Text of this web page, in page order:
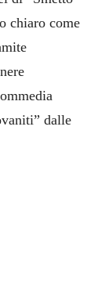
chiaro come
dalle